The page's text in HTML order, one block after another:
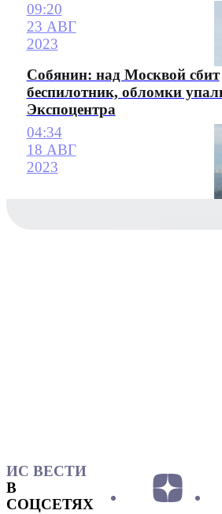
09:20
23 АВГ
2023
Собянин: над Москвой сбит
беспилотник, обломки
Экспоцентра
04:34
18 АВГ
2023
ИС ВЕСТИ
В
СОЦСЕТЯХ